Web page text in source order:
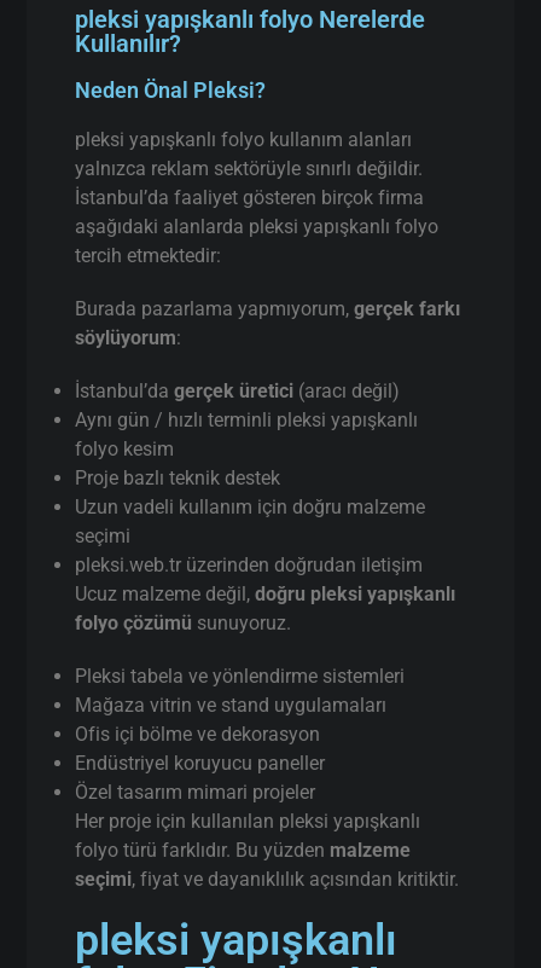
pleksi yapışkanlı folyo Nerelerde
Kullanılır?
Neden Önal Pleksi?
pleksi yapışkanlı folyo kullanım alanları
yalnızca reklam sektörüyle sınırlı değildir.
İstanbul’da faaliyet gösteren birçok firma
aşağıdaki alanlarda pleksi yapışkanlı folyo
tercih etmektedir:
Burada pazarlama yapmıyorum,gerçek farkı
söylüyorum:
İstanbul’dagerçek üretici (aracı değil)
Aynı gün / hızlı terminli pleksi yapışkanlı
folyo kesim
Proje bazlı teknik destek
Uzun vadeli kullanım için doğru malzeme
seçimi
pleksi.web.tr üzerinden doğrudan iletişim
Ucuz malzeme değil,doğru pleksi yapışkanlı
folyo çözümü sunuyoruz.
Pleksi tabela ve yönlendirme sistemleri
Mağaza vitrin ve stand uygulamaları
Ofis içi bölme ve dekorasyon
Endüstriyel koruyucu paneller
Özel tasarım mimari projeler
Her proje için kullanılan pleksi yapışkanlı
folyo türü farklıdır. Bu yüzden malzeme
seçimi, fiyat ve dayanıklılık açısından kritiktir.
pleksi yapışkanlı